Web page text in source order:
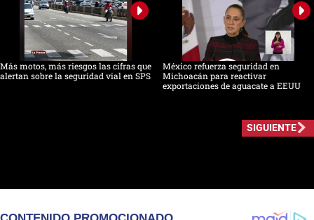
Más motos, más riesgos las cifras que
alertan sobre la seguridad vial en SPS
México refuerza seguridad en
Michoacán para reactivar
exportaciones de aguacate a EEUU
SIGUIENTE